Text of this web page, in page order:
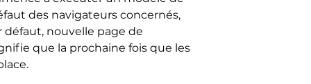
des navigateurs concernés,
défaut, nouvelle page de
que la prochaine fois que les